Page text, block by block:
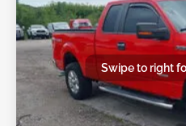
Swipe to right